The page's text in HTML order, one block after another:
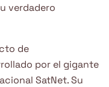
verdadero
de
por el gigante
SatNet. Su